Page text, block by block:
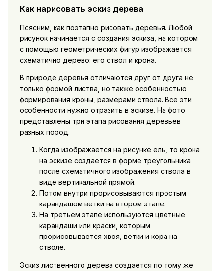
Как нарисовать эскиз дерева
Поясним, как поэтапно рисовать деревья. Любой
рисунок начинается с создания эскиза, на котором
с помощью геометрических фигур изображается
схематично дерево: его ствол и крона.
В природе деревья отличаются друг от друга не
только формой листва, но также особенностью
формирования кроны, размерами ствола. Все эти
особенности нужно отразить в эскизе. На фото
представлены три этапа рисования деревьев
разных пород.
Когда изображается на рисунке ель, то крона
на эскизе создается в форме треугольника
после схематичного изображения ствола в
виде вертикальной прямой.
Потом внутри прорисовываются простым
карандашом ветки на втором этапе.
На третьем этапе используются цветные
карандаши или краски, которым
прорисовывается хвоя, ветки и кора на
стволе.
Эскиз лиственного дерева создается по тому же